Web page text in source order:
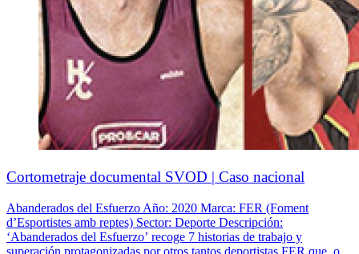
Cortometraje documental SVOD | Caso nacional
Abanderados del Esfuerzo Año: 2020 Marca: FER (Foment
d’Esportistes amb reptes) Sector: Deporte Descripción:
‘Abanderados del Esfuerzo’ recoge 7 historias de trabajo y
superación protagonizadas por otros tantos deportistas FER que, o